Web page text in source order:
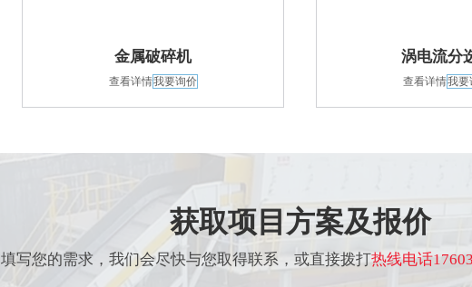
金属破碎机
查看详情我要询价
涡电流分
查看详情我要
获取项目方案及报价
填写您的需求，我们会尽快与您取得联系，或直接拨打热线电话